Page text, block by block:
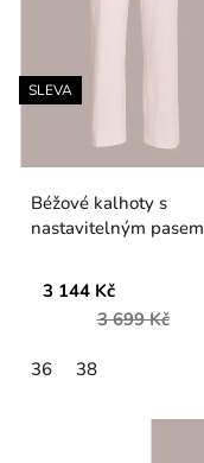
SLEVA
Béžové kalhoty s
nastavitelným pasem
3 144 Kč
3 699 Kč
36 38